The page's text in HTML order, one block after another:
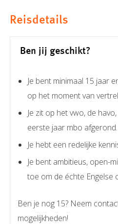
Reisdetails
Ben jij geschikt?
Je bent minimaal 15 jaar
op het moment van
Je zit op het vwo, de
eerste jaar mbo afgerond.
Je hebt een redelijke
Je bent ambitieus, open-
toe om de échte Engelse
Ben je nog 15? Neem
mogelijkheden!